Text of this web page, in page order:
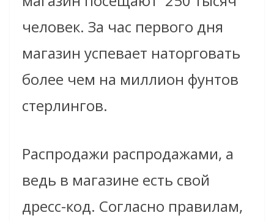
человек. За час первого дня
магазин успевает наторговать
более чем на миллион фунтов
стерлингов.
Распродажи распродажами, а
ведь в магазине есть свой
дресс-код. Согласно правилам,